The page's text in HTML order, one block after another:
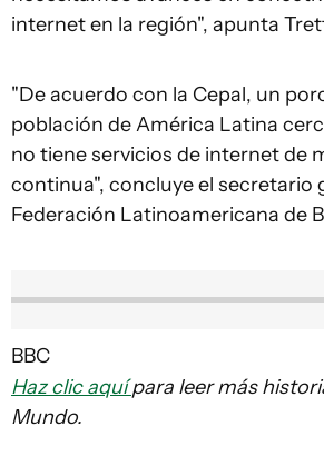
internet en la región", apunta
"De acuerdo con la Cepal, un
población de América Latina
no tiene servicios de internet de
continua", concluye el secretario
Federación Latinoamericana de
BBC
Haz clic aquípara leer más
Mundo.